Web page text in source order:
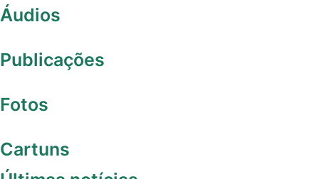
Áudios
Publicações
Fotos
Cartuns